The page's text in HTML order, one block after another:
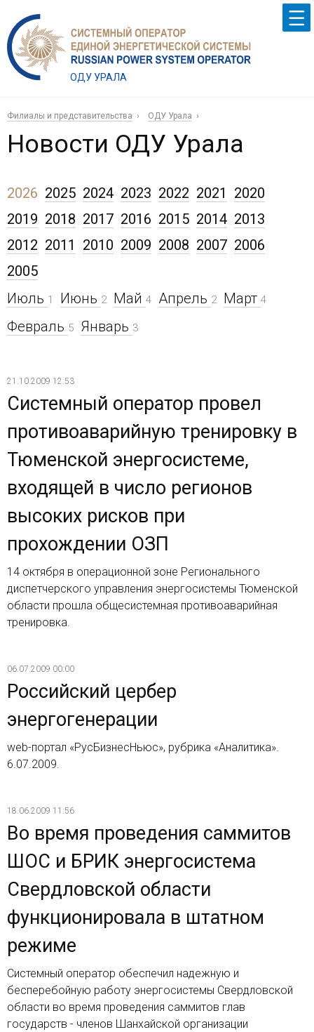
ОДУ УРАЛА
Филиалы и представительства ОДУ Урала
Новости ОДУ Урала
2026
Июль 1 Июнь 2 Май 4 Апрель 2 Март 4
Февраль 5 Январь 3
2025 2024 2023 2022 2021
2020
2019 2018 2017 2016 2015 2014 2013
2012 2011 2010 2009 2008 2007 2006
2005
21.10.2009 12:53
Системный оператор провел
противоаварийную тренировку в
Тюменской энергосистеме,
входящей в число регионов
высоких рисков при
прохождении ОЗП
14 октября в операционной зоне Регионального
диспетчерского управления энергосистемы Тюменской
области прошла общесистемная противоаварийная
тренировка.
06.07.2009 00:00
Российский цербер
энергогенерации
web-портал «РусБизнесНьюс», рубрика «Аналитика».
6.07.2009.
18.06.2009 11:56
Во время проведения саммитов
ШОС и БРИК энергосистема
Свердловской области
функционировала в штатном
режиме
Системный оператор обеспечил надежную и
бесперебойную работу энергосистемы Свердловской
области во время проведения саммитов глав
государств - членов Шанхайской организации